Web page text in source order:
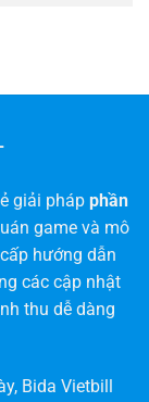
giải pháp phần
game và mô
hướng dẫn
các cập nhật
thu dễ dàng
Bida Vietbill